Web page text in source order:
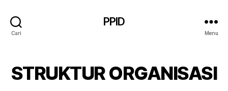
Cari
PPID
Menu
STRUKTUR ORGANISASI